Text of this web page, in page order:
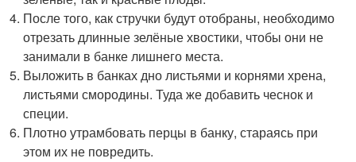
После того, как стручки будут отобраны, необходимо
отрезать длинные зелёные хвостики, чтобы они не
занимали в банке лишнего места.
Выложить в банках дно листьями и корнями хрена,
листьями смородины. Туда же добавить чеснок и
специи.
Плотно утрамбовать перцы в банку, стараясь при
этом их не повредить.